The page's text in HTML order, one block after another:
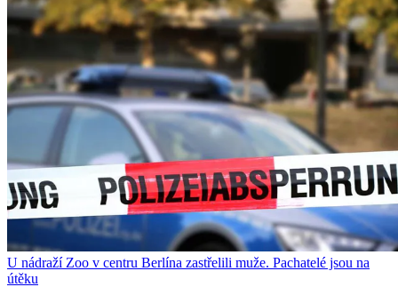
U nádraží Zoo v centru Berlína zastřelili muže. Pachatelé jsou na
útěku